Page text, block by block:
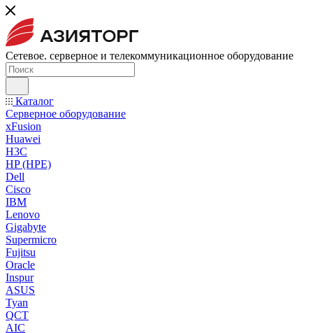
Сетевое. серверное и телекоммуникационное оборудование
Каталог
Серверное оборудование
xFusion
Huawei
H3C
HP (HPE)
Dell
Cisco
IBM
Lenovo
Gigabyte
Supermicro
Fujitsu
Oracle
Inspur
ASUS
Tyan
QCT
AIC